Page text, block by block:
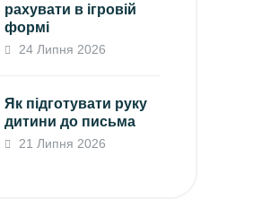
рахувати в ігровій
формі
24 Липня 2026
Як підготувати руку
дитини до письма
21 Липня 2026